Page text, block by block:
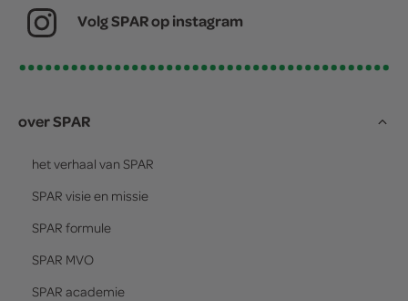
Volg SPAR op instagram
over SPAR
het verhaal van SPAR
SPAR visie en missie
SPAR formule
SPAR MVO
SPAR academie